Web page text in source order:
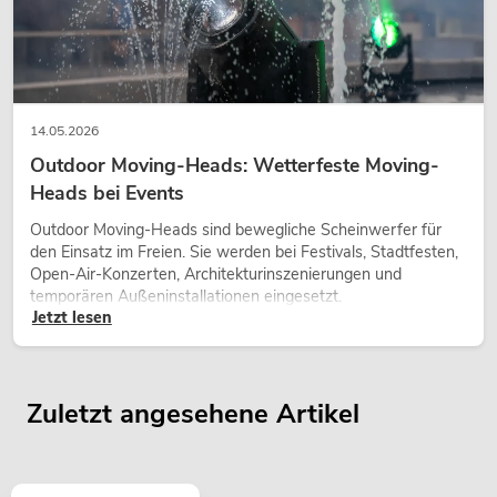
14.05.2026
Outdoor Moving-Heads: Wetterfeste Moving-
Heads bei Events
Outdoor Moving-Heads sind bewegliche Scheinwerfer für
den Einsatz im Freien. Sie werden bei Festivals, Stadtfesten,
Open-Air-Konzerten, Architekturinszenierungen und
temporären Außeninstallationen eingesetzt.
Jetzt lesen
Zuletzt angesehene Artikel